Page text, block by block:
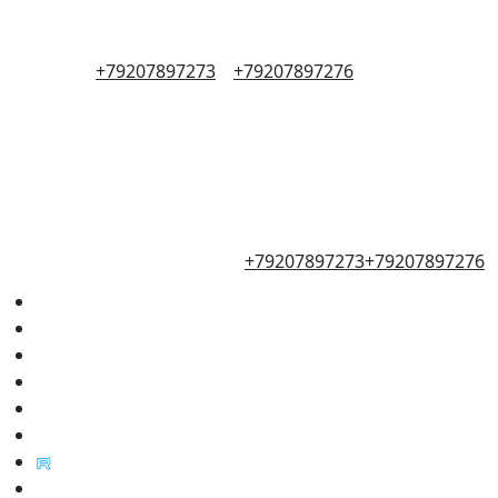
+79207897273 +79207897276
+79207897273+79207897276